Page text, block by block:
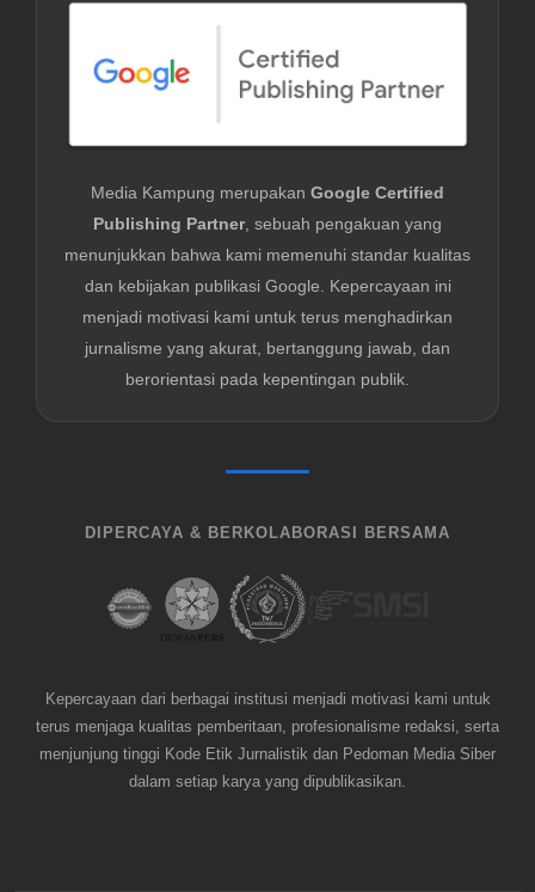
Media Kampung merupakan Google Certified
Publishing Partner, sebuah pengakuan yang
menunjukkan bahwa kami memenuhi standar kualitas
dan kebijakan publikasi Google. Kepercayaan ini
menjadi motivasi kami untuk terus menghadirkan
jurnalisme yang akurat, bertanggung jawab, dan
berorientasi pada kepentingan publik.
DIPERCAYA & BERKOLABORASI BERSAMA
Kepercayaan dari berbagai institusi menjadi motivasi kami untuk
terus menjaga kualitas pemberitaan, profesionalisme redaksi, serta
menjunjung tinggi Kode Etik Jurnalistik dan Pedoman Media Siber
dalam setiap karya yang dipublikasikan.